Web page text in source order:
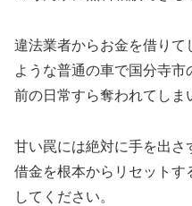
違法業者からお金を借りて
ような普通の車で国分寺市
前の日常すら奪われてしま
甘い罠には絶対に手を出さ
借金を根本からリセットす
してください。